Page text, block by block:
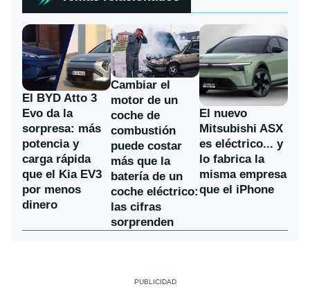
El BYD Atto 3
Evo da la
sorpresa: más
potencia y
carga rápida
que el Kia EV3
por menos
dinero
Cambiar el
motor de un
coche de
combustión
puede costar
más que la
batería de un
coche eléctrico:
las cifras
sorprenden
El nuevo
Mitsubishi ASX
es eléctrico... y
lo fabrica la
misma empresa
que el iPhone